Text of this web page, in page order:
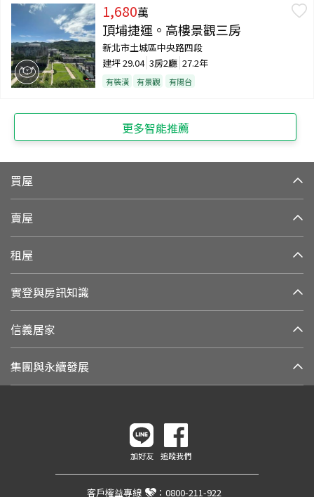
1,680萬
頂埔捷運。高樓景觀三房
新北市土城區中央路四段
建坪29.04 3房2廳 27.2年
有裝潢 有景觀 有陽台
更多智能推薦
買屋
賣屋
租屋
實登與房訊知識
信義居家
集團與永續發展
加好友 追蹤我們
客戶權益專線 ： 0800-211-922